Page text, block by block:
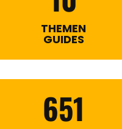
THEMEN
GUIDES
651